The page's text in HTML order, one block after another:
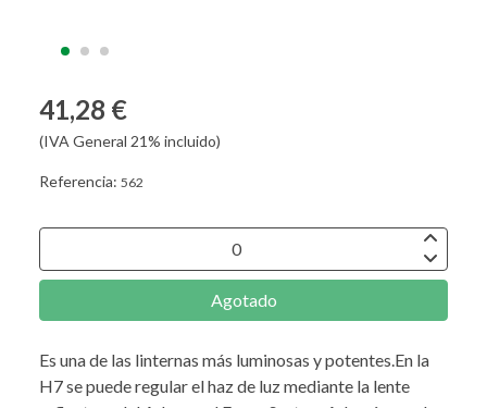
41,28 €
(IVA General 21% incluido)
Referencia: 562
Agotado
Es una de las linternas más luminosas y potentes.En la
H7 se puede regular el haz de luz mediante la lente